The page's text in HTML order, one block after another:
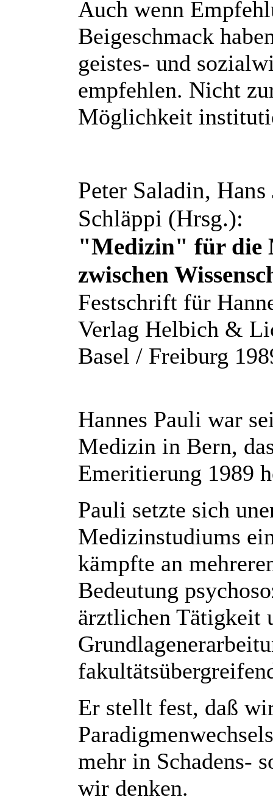
Auch wenn
Beigeschmack
geistes- und
empfehlen. Nicht
Möglichkeit
Peter Saladin,
Schläppi (Hrsg.):
"Medizin" für die
zwischen
Festschrift für
Verlag Helbich &
Basel / Freiburg
Hannes Pauli war
Medizin in Bern,
Emeritierung 1989
Pauli setzte sich
Medizinstudiums
kämpfte an
Bedeutung
ärztlichen Tätigkeit
Er stellt fest, daß
mehr in Schadens-
wir denken.